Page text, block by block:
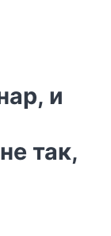
и
так,